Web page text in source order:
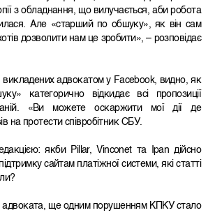
з обладнання, що вилучається, аби робота
Але «старший по обшуку», як він сам
дозволити нам це зробити», – розповідає
викладених адвокатом у Facebook, видно, як
категорично відкидає всі пропозиції
«Ви можете оскаржити мої дії де
на протести співробітник СБУ.
якби Pillar, Vinconet та Ipan дійсно
сайтам платіжної системи, які статті
адвоката, ще одним порушенням КПКУ стало